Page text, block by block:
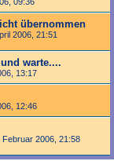
übernommen
2006, 21:51
warte....
13:17
12:46
2006, 21:58